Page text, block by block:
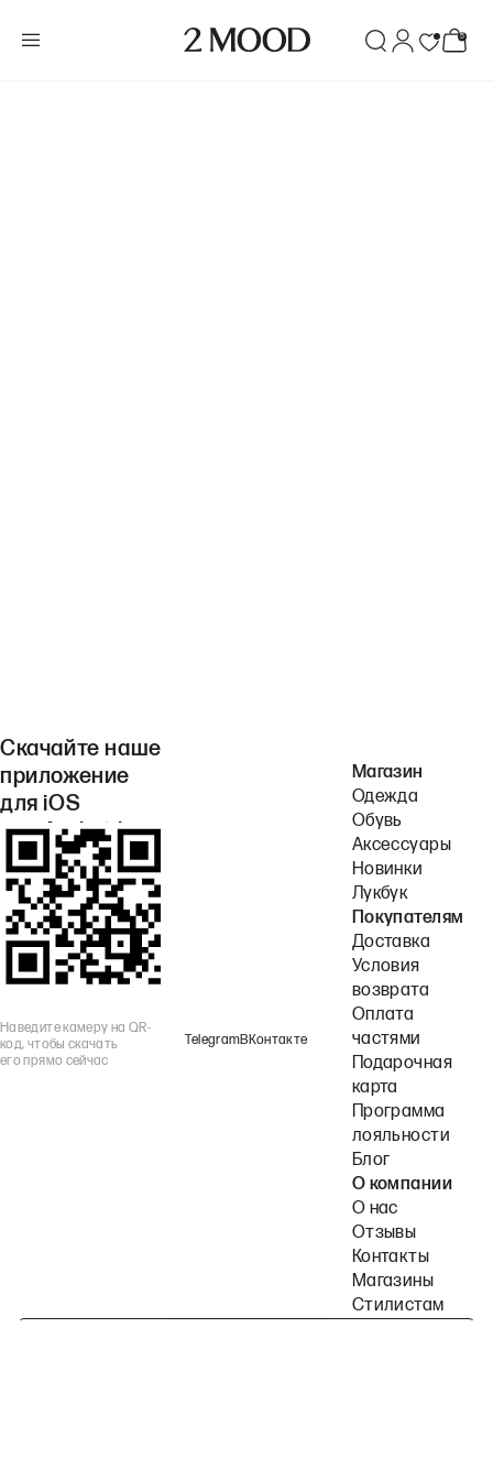
Скачайте наше
приложение
для iOS
или Android.
Наведите камеру на QR-
код, чтобы скачать
его прямо сейчас
TelegramВКонтакте
Магазин
Одежда
Обувь
Аксессуары
Новинки
Лукбук
Покупателям
Доставка
Условия
возврата
Оплата
частями
Подарочная
карта
Программа
лояльности
Блог
О компании
О нас
Отзывы
Контакты
Магазины
Стилистам